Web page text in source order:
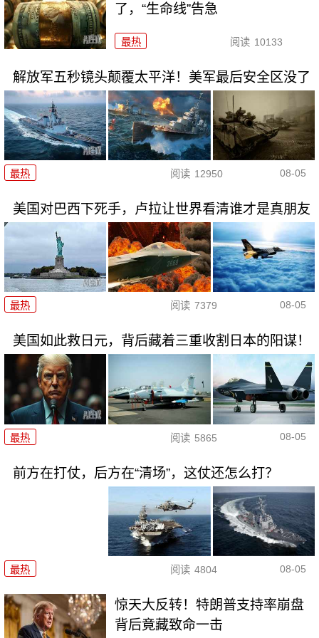
了，“生命线”告急
最热 阅读 10133
解放军五秒镜头颠覆太平洋！美军最后安全区没了
最热 阅读 12950 08-05
美国对巴西下死手，卢拉让世界看清谁才是真朋友
最热 阅读 7379 08-05
美国如此救日元，背后藏着三重收割日本的阳谋！
最热 阅读 5865 08-05
前方在打仗，后方在“清场”，这仗还怎么打？
最热 阅读 4804 08-05
惊天大反转！特朗普支持率崩盘
背后竟藏致命一击